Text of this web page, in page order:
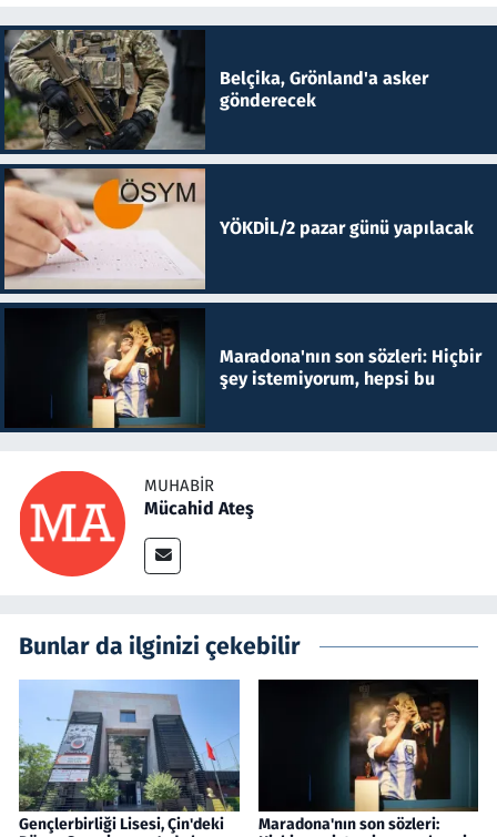
Belçika, Grönland'a asker
gönderecek
YÖKDİL/2 pazar günü yapılacak
Maradona'nın son sözleri: Hiçbir
şey istemiyorum, hepsi bu
MUHABIR
Mücahid Ateş
Bunlar da ilginizi çekebilir
Gençlerbirliği Lisesi, Çin'deki
Maradona'nın son sözleri: